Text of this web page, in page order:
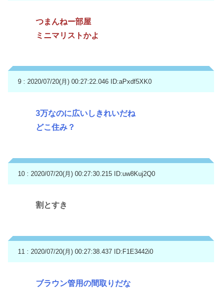
つまんねー部屋
ミニマリストかよ
9 : 2020/07/20(月) 00:27:22.046 ID:aPxdf5XK0
3万なのに広いしきれいだね
どこ住み？
10 : 2020/07/20(月) 00:27:30.215 ID:uw8Kuj2Q0
割とすき
11 : 2020/07/20(月) 00:27:38.437 ID:F1E3442i0
ブラウン管用の間取りだな